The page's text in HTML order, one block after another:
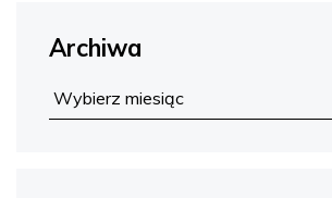
Archiwa